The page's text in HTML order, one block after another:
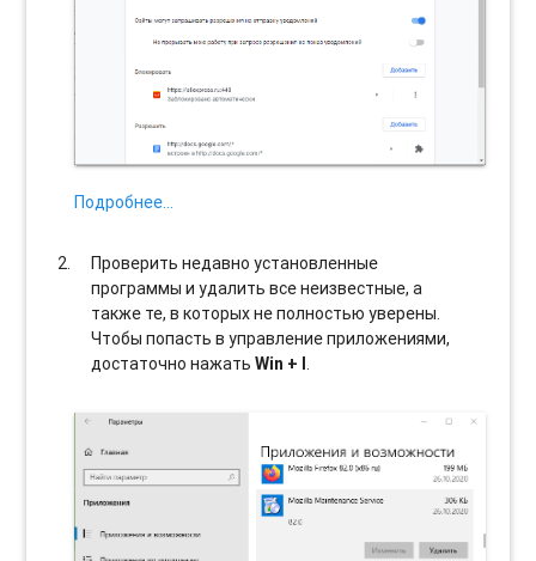
Подробнее…
Проверить недавно установленные
программы и удалить все неизвестные, а
также те, в которых не полностью уверены.
Чтобы попасть в управление приложениями,
достаточно нажатьWin + I.